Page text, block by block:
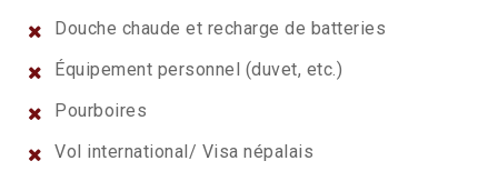
Douche chaude et recharge de batteries
Équipement personnel (duvet, etc.)
Pourboires
Vol international/ Visa népalais